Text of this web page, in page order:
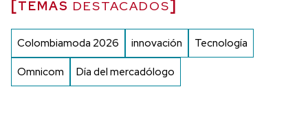
TEMAS DESTACADOS
Colombiamoda 2026 innovación Tecnología
Omnicom Día del mercadólogo